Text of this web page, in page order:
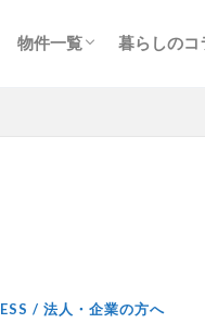
物件一覧 暮らしのコ
/ 法人・企業の方へ